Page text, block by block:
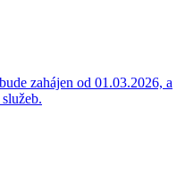
zahájen od 01.03.2026, a